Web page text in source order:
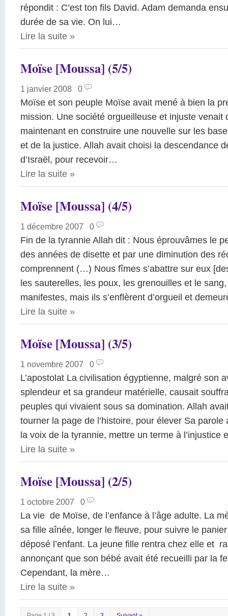
répondit : C’est ton fils David. Adam demanda
durée de sa vie. On lui…
Lire la suite »
Moïse [Moussa] (5/5)
1 janvier 2008 0
Moïse et son peuple Moïse avait mené à bien la
mission. Une société orgueilleuse et injuste venait
maintenant en construire une nouvelle sur les
et de la justice. Allah avait choisi la descendance
d’Israël, pour recevoir…
Lire la suite »
Moïse [Moussa] (4/5)
1 décembre 2007 0
Fin de la tyrannie Allah dit : Nous éprouvâmes le
des années de disette et par une diminution des
comprennent (…) Nous fîmes s’abattre sur eux
les sauterelles, les poux, les grenouilles et le
manifestes, mais ils s’enflèrent d’orgueil et
Lire la suite »
Moïse [Moussa] (3/5)
1 novembre 2007 0
L’apostolat La civilisation égyptienne, malgré son
splendeur et sa grandeur matérielle, causait
peuples qui vivaient sous sa domination. Allah
tourner la page de l’histoire, pour élever Sa
la voix de la tyrannie, mettre un terme à l’injustice
Lire la suite »
Moïse [Moussa] (2/5)
1 octobre 2007 0
La vie de Moïse, de l’enfance à l’âge adulte. La
sa fille aînée, longer le fleuve, pour suivre le
déposé l’enfant. La jeune fille rentra chez elle et
annonçant que son bébé avait été recueilli par la
Cependant, la mère…
Lire la suite »